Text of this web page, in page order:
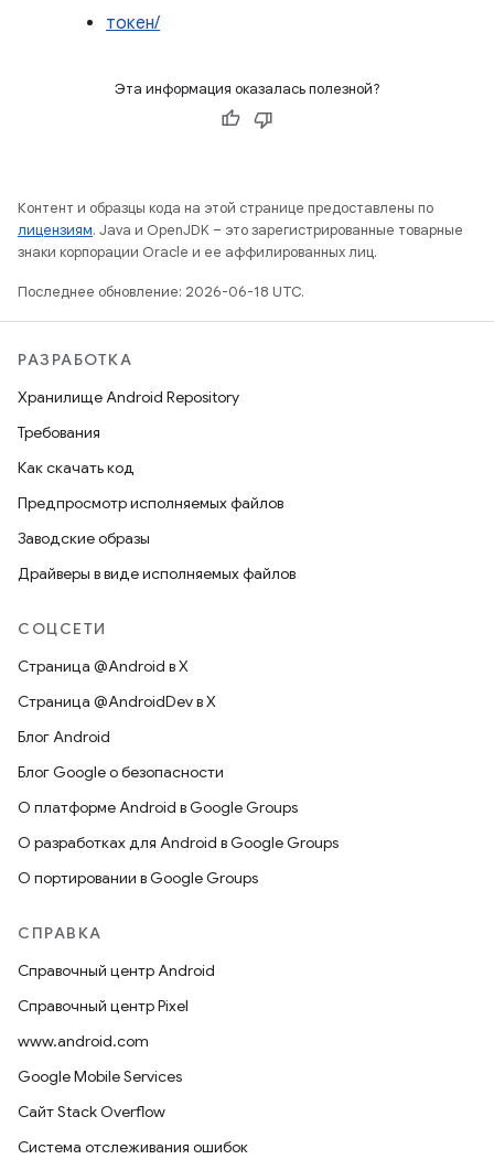
токен/
Эта информация оказалась полезной?
Контент и образцы кода на этой странице предоставлены по
лицензиям. Java и OpenJDK – это зарегистрированные товарные
знаки корпорации Oracle и ее аффилированных лиц.
Последнее обновление: 2026-06-18 UTC.
РАЗРАБОТКА
Хранилище Android Repository
Требования
Как скачать код
Предпросмотр исполняемых файлов
Заводские образы
Драйверы в виде исполняемых файлов
СОЦСЕТИ
Страница @Android в X
Страница @AndroidDev в X
Блог Android
Блог Google о безопасности
О платформе Android в Google Groups
О разработках для Android в Google Groups
О портировании в Google Groups
СПРАВКА
Справочный центр Android
Справочный центр Pixel
www.android.com
Google Mobile Services
Сайт Stack Overflow
Система отслеживания ошибок